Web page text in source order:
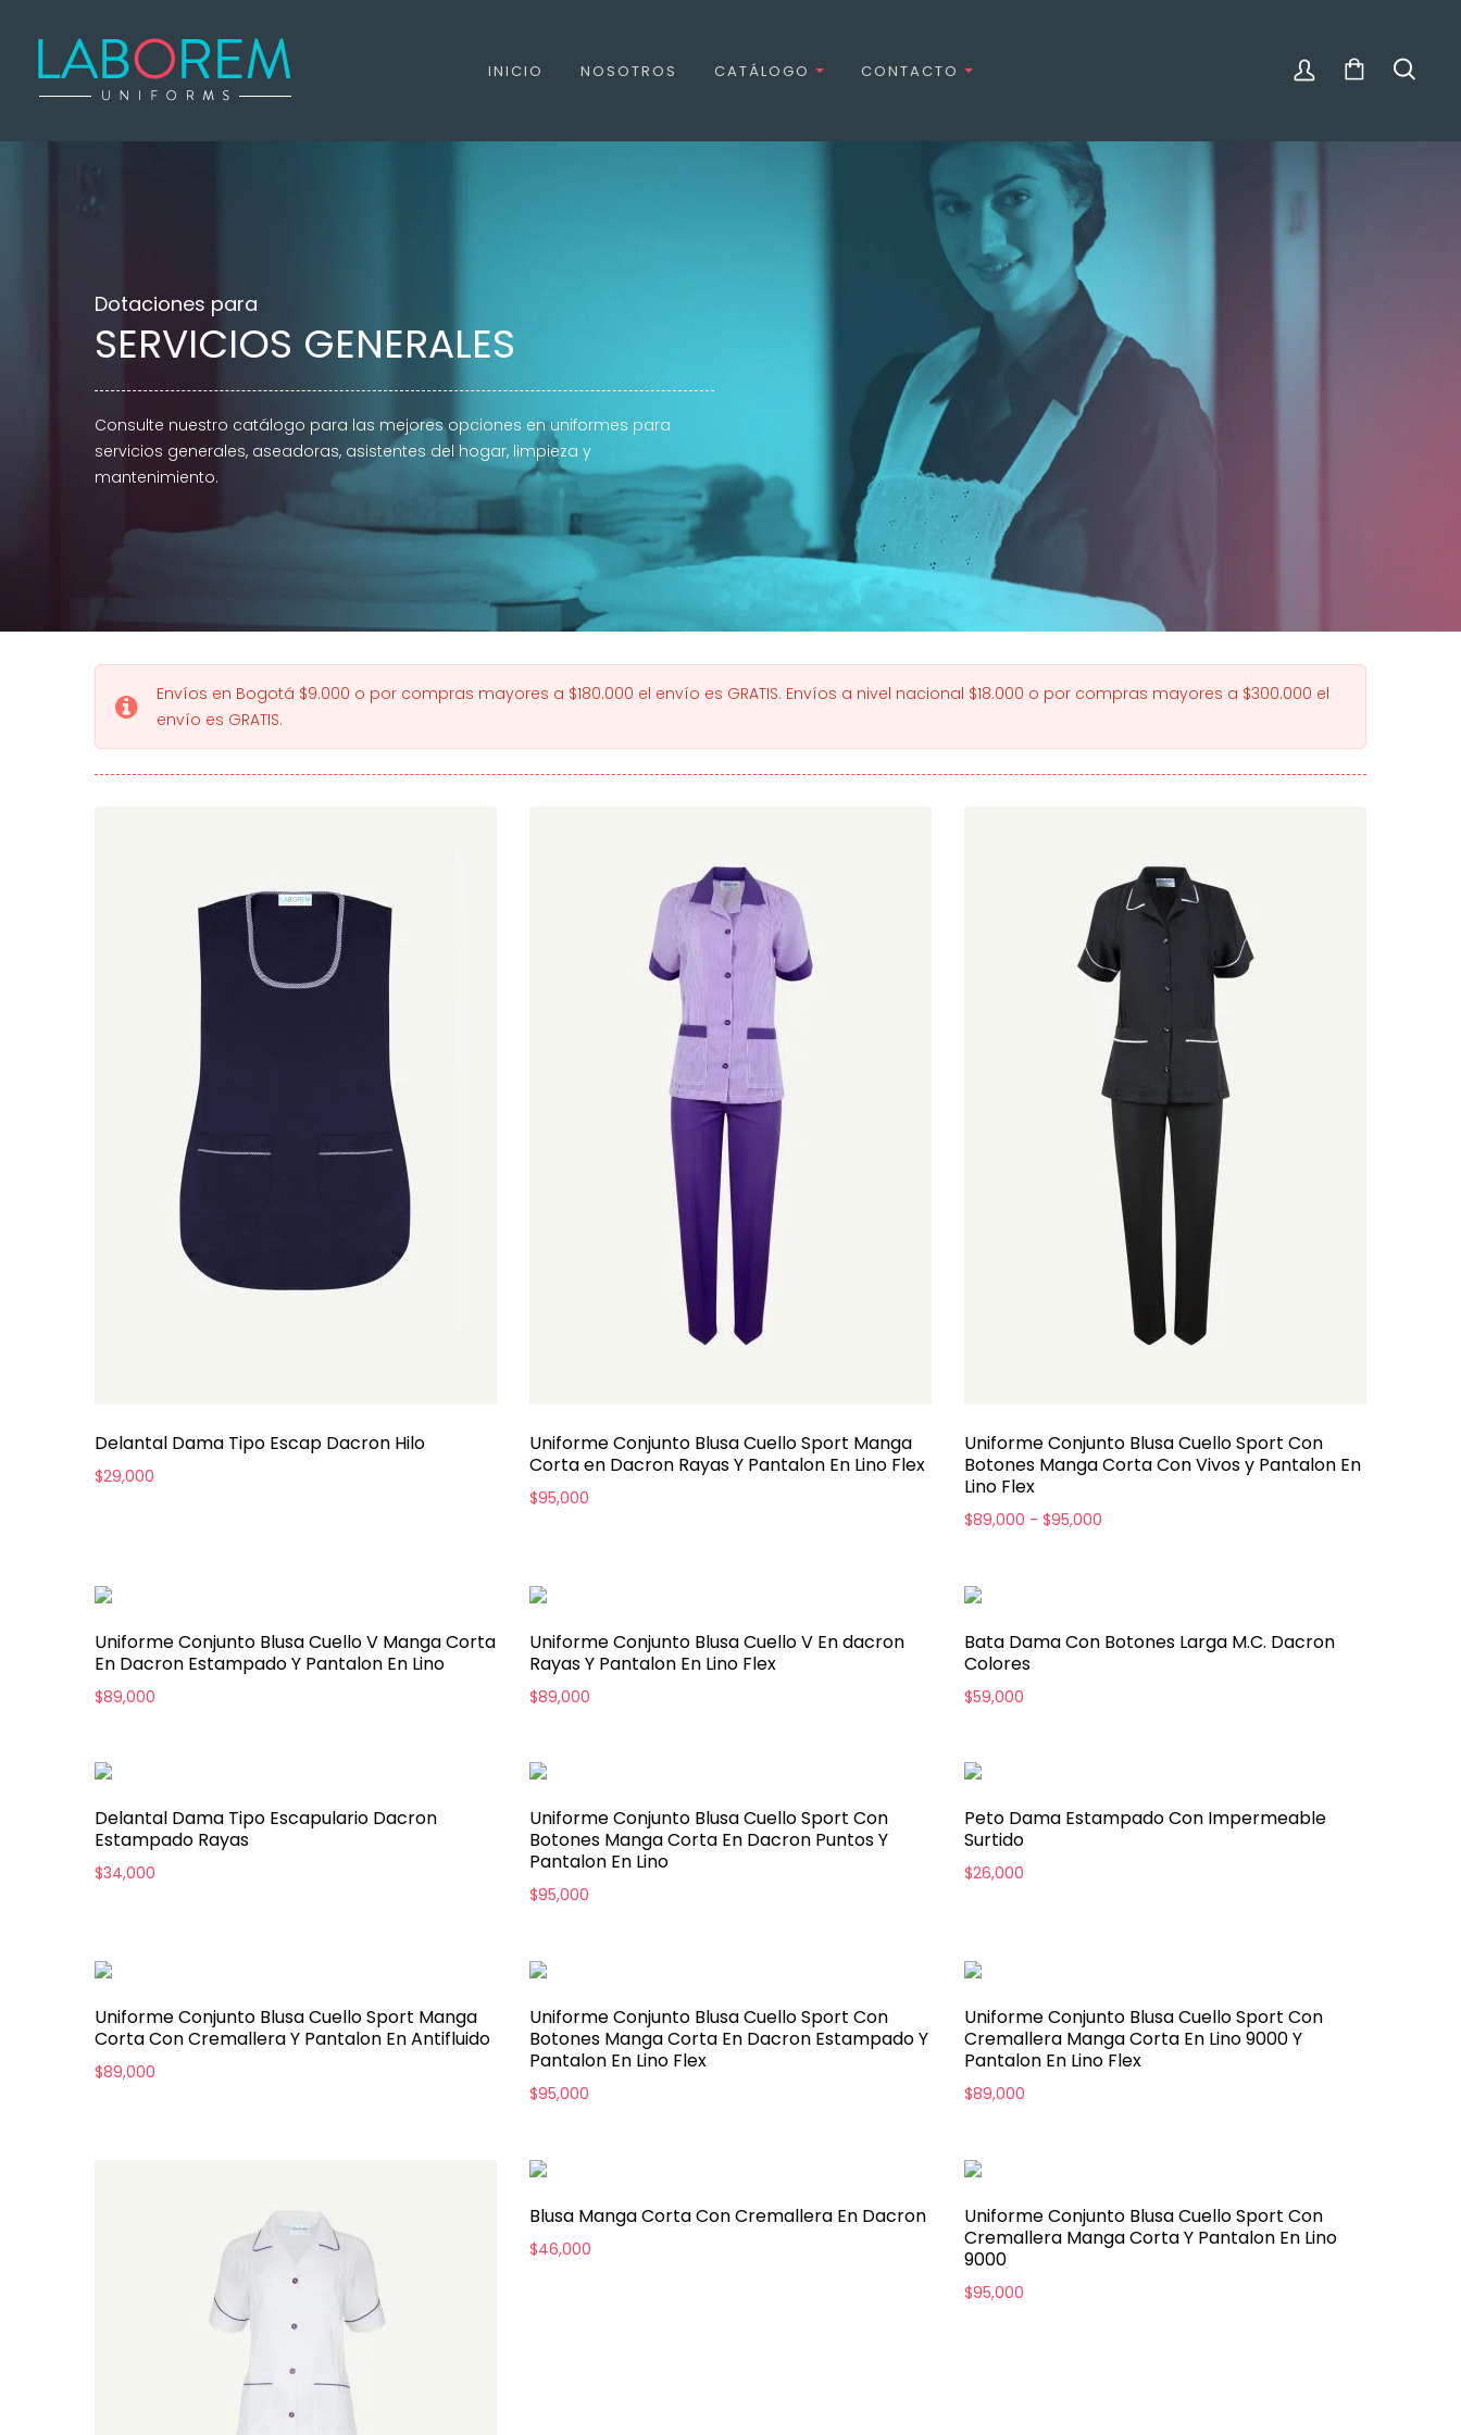
INICIO NOSOTROS CATÁLOGO CONTACTO
Dotaciones para
SERVICIOS GENERALES
Consulte nuestro catálogo para las mejores opciones en uniformes para
servicios generales, aseadoras, asistentes del hogar, limpieza y
mantenimiento.
Envíos en Bogotá $9.000 o por compras mayores a $180.000 el envío es GRATIS. Envíos a nivel nacional $18.000 o por compras mayores a $300.000 el
envío es GRATIS.
Delantal Dama Tipo Escap Dacron Hilo
$29,000
Uniforme Conjunto Blusa Cuello Sport Manga
Corta en Dacron Rayas Y Pantalon En Lino Flex
$95,000
Uniforme Conjunto Blusa Cuello Sport Con
Botones Manga Corta Con Vivos y Pantalon En
Lino Flex
$89,000 - $95,000Rango de precios: desde $89,000 hasta
Uniforme Conjunto Blusa Cuello V Manga Corta
En Dacron Estampado Y Pantalon En Lino
$89,000
Uniforme Conjunto Blusa Cuello V En dacron
Rayas Y Pantalon En Lino Flex
$89,000
Bata Dama Con Botones Larga M.C. Dacron
Colores
$59,000
Delantal Dama Tipo Escapulario Dacron
Estampado Rayas
$34,000
Uniforme Conjunto Blusa Cuello Sport Con
Botones Manga Corta En Dacron Puntos Y
Pantalon En Lino
$95,000
Peto Dama Estampado Con Impermeable
Surtido
$26,000
Uniforme Conjunto Blusa Cuello Sport Manga
Corta Con Cremallera Y Pantalon En Antifluido
$89,000
Uniforme Conjunto Blusa Cuello Sport Con
Botones Manga Corta En Dacron Estampado Y
Pantalon En Lino Flex
$95,000
Uniforme Conjunto Blusa Cuello Sport Con
Cremallera Manga Corta En Lino 9000 Y
Pantalon En Lino Flex
$89,000
Blusa Manga Corta Con Cremallera En Dacron
$46,000
Uniforme Conjunto Blusa Cuello Sport Con
Cremallera Manga Corta Y Pantalon En Lino
9000
$95,000